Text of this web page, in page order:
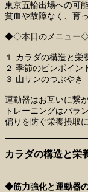
東京五輪出場への可
貧血や故障なく、育
◆◇本日のメニュー
１ カラダの構造と栄
２ 季節のピンポイン
３ 山サンのつぶやき
運動器はお互いに繋
トレーニングはバラ
偏りを防ぐ栄養摂取
カラダの構造と栄
◆筋力強化と運動器